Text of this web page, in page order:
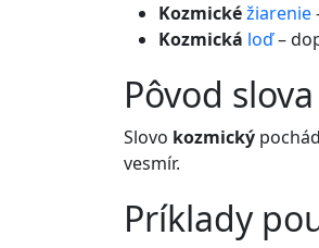
Kozmickéžiarenie
Kozmická loď–
pôvod
Slovo kozmický
vesmír.
príklady